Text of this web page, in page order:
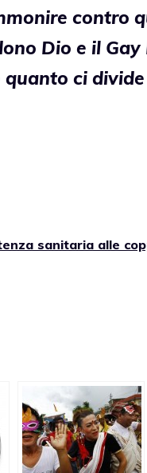
contro
Dio e il Gay
ci
sanitaria alle